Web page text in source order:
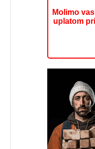
Molimo
uplatom